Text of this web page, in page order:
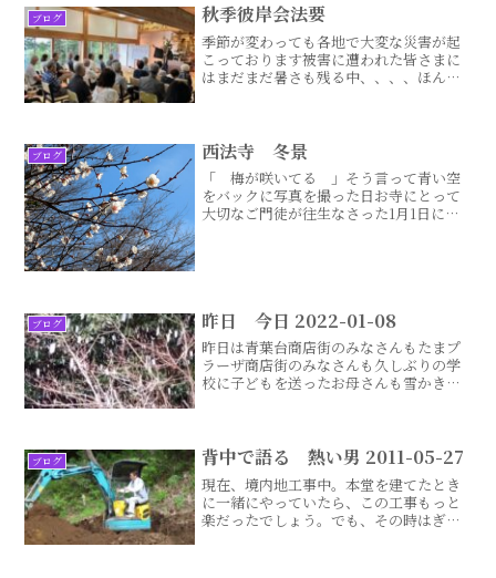
ブログ 秋季彼岸会法要
季節が変わっても各地で大変な災害が起
こっております被害に遭われた皆さまに
はまだまだ暑さも残る中、、、、ほんと
ともに できることを考え続きはこちら...
ブログ 西法寺 冬景
「 梅が咲いてる 」そう言って青い空
をバックに写真を撮った日お寺にとって
大切なご門徒が往生なさった1月1日には
ブログ 昨日 今日 2022-01-08
昨日は青葉台商店街のみなさんもたまプ
ラーザ商店街のみなさんも久しぶりの学
校に子どもを送ったお母さんも雪かきか
した いつも思うんですけ続きはこち
ら...
ブログ 背中で語る 熱い男 2011-05-27
現在、境内地工事中。本堂を建てたとき
に一緒にやっていたら、この工事もっと
楽だったでしょう。でも、その時はぎり